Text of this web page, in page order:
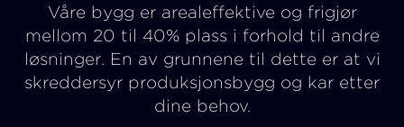
Kontakt
Våre bygg er arealeffektive og frigjør
mellom 20 til 40% plass i forhold til andre
løsninger. En av grunnene til dette er at vi
skreddersyr produksjonsbygg og kar etter
dine behov.